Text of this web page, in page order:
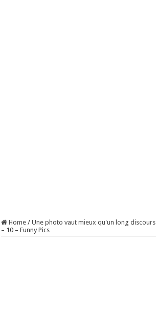
Home / Une photo vaut mieux qu'un long discours
– 10 – Funny Pics